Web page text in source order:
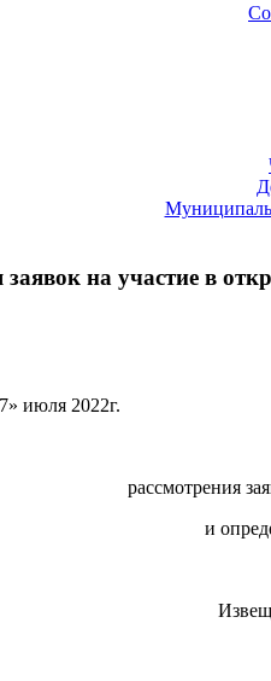
на участие в
июля
рассмотрения
и